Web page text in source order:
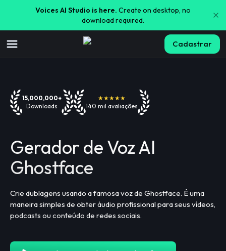
Voices AI Studio is here. Create on desktop, no
download required.
Cadastrar
15,000,000+
Downloads
★★★★★
140 mil avaliações
Gerador de Voz AI
Ghostface
Crie dublagens usando a famosa voz de Ghostface. É uma
maneira simples de obter áudio profissional para seus vídeos,
podcasts ou conteúdo de redes sociais.